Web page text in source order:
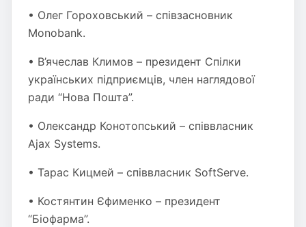
• Олег Гороховський – співзасновник
Monobank.
• В’ячеслав Климов – президент Спілки
українських підприємців, член наглядової
ради “Нова Пошта”.
• Олександр Конотопський – співвласник
Ajax Systems.
• Тарас Кицмей – співвласник SoftServe.
• Костянтин Єфименко – президент
“Біофарма”.